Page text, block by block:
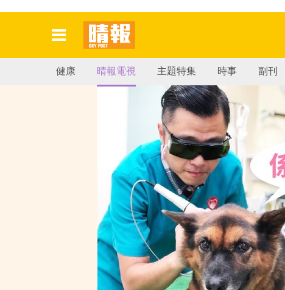
健康 晴報電視 主題特集 時事 副刊